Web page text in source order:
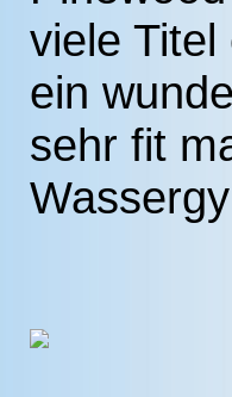
viele
ein
sehr fit